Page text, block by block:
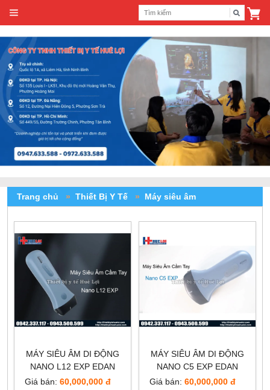
Trang chủ » Thiết Bị Y Tế » Máy siêu âm
MÁY SIÊU ÂM DI ĐỘNG
NANO L12 EXP EDAN
Giá bán: 60,000,000 đ
MÁY SIÊU ÂM DI ĐỘNG
NANO C5 EXP EDAN
Giá bán: 60,000,000 đ